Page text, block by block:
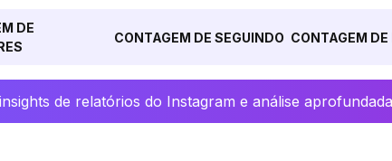
DE
CONTAGEM DE SEGUINDO CONTAGEM
de relatórios do Instagram e análise aprofundada